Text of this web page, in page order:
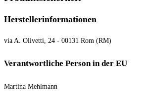
Herstellerinformationen
via A. Olivetti, 24 - 00131 Rom (RM)
Verantwortliche Person in der EU
Martina Mehlmann